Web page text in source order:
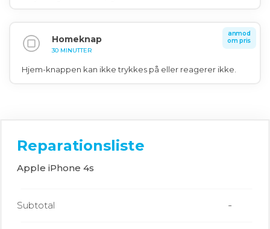
Homeknap
30 MINUTTER
anmod
om pris
Hjem-knappen kan ikke trykkes på eller reagerer ikke.
Reparationsliste
Apple iPhone 4s
Subtotal -